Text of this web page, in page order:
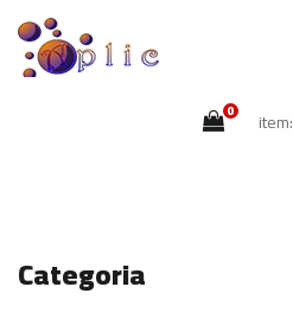
0 item:
Categoria